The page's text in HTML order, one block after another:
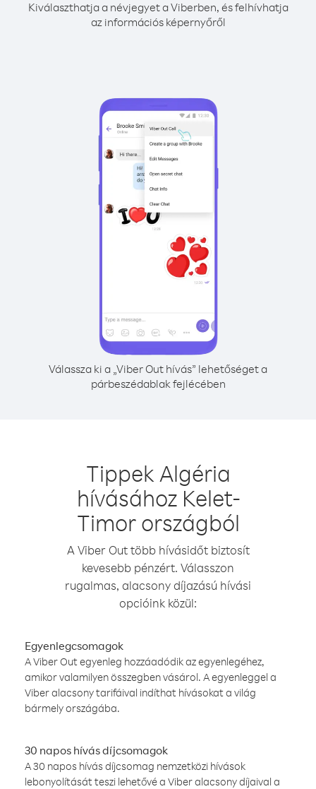
Kiválaszthatja a névjegyet a Viberben, és felhívhatja
az információs képernyőről
Válassza ki a „Viber Out hívás” lehetőséget a
párbeszédablak fejlécében
Tippek Algéria
hívásához Kelet-
Timor országból
A Viber Out több hívásidőt biztosít
kevesebb pénzért. Válasszon
rugalmas, alacsony díjazású hívási
opcióink közül:
Egyenlegcsomagok
A Viber Out egyenleg hozzáadódik az egyenlegéhez,
amikor valamilyen összegben vásárol. A egyenleggel a
Viber alacsony tarifáival indíthat hívásokat a világ
bármely országába.
30 napos hívás díjcsomagok
A 30 napos hívás díjcsomag nemzetközi hívások
lebonyolítását teszi lehetővé a Viber alacsony díjaival a